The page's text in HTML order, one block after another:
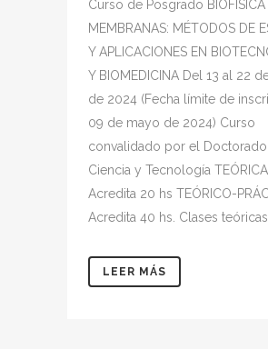
Curso de Posgrado BIOFÍSICA
MEMBRANAS: MÉTODOS DE
Y APLICACIONES EN
Y BIOMEDICINA Del 13 al 22
de 2024 (Fecha límite de
09 de mayo de 2024) Curso
convalidado por el Doctorado
Ciencia y Tecnología
Acredita 20 hs TEÓRICO-
Acredita 40 hs. Clases
LEER MÁS